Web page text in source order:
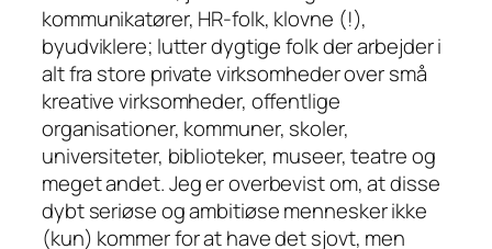
kommunikatører, HR-folk, klovne (!),
byudviklere; lutter dygtige folk der arbejder i
alt fra store private virksomheder over små
kreative virksomheder, offentlige
organisationer, kommuner, skoler,
universiteter, biblioteker, museer, teatre og
meget andet. Jeg er overbevist om, at disse
dybt seriøse og ambitiøse mennesker ikke
(kun) kommer for at have det sjovt, men